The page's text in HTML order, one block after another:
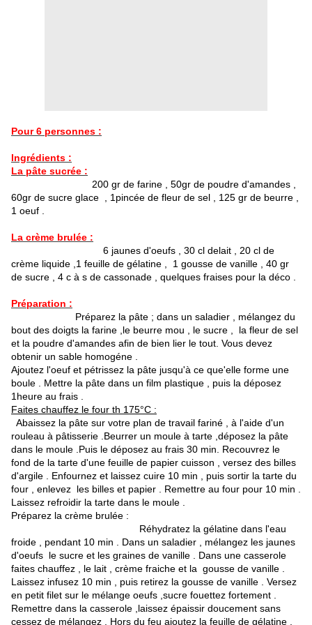
Pour 6 personnes :
Ingrédients :
La pâte sucrée :
200 gr de farine , 50gr de poudre d'amandes ,
60gr de sucre glace , 1pincée de fleur de sel , 125 gr de beurre ,
1 oeuf .
La crème brulée :
6 jaunes d'oeufs , 30 cl delait , 20 cl de
crème liquide ,1 feuille de gélatine , 1 gousse de vanille , 40 gr
de sucre , 4 c à s de cassonade , quelques fraises pour la déco .
Préparation :
Préparez la pâte ; dans un saladier , mélangez du
bout des doigts la farine ,le beurre mou , le sucre , la fleur de sel
et la poudre d'amandes afin de bien lier le tout. Vous devez
obtenir un sable homogéne .
Ajoutez l'oeuf et pétrissez la pâte jusqu'à ce que'elle forme une
boule . Mettre la pâte dans un film plastique , puis la déposez
1heure au frais .
Faites chauffez le four th 175°C :
Abaissez la pâte sur votre plan de travail fariné , à l'aide d'un
rouleau à pâtisserie .Beurrer un moule à tarte ,déposez la pâte
dans le moule .Puis le déposez au frais 30 min. Recouvrez le
fond de la tarte d'une feuille de papier cuisson , versez des billes
d'argile . Enfournez et laissez cuire 10 min , puis sortir la tarte du
four , enlevez les billes et papier . Remettre au four pour 10 min .
Laissez refroidir la tarte dans le moule .
Préparez la crème brulée :
Réhydratez la gélatine dans l'eau
froide , pendant 10 min . Dans un saladier , mélangez les jaunes
d'oeufs le sucre et les graines de vanille . Dans une casserole
faites chauffez , le lait , crème fraiche et la gousse de vanille .
Laissez infusez 10 min , puis retirez la gousse de vanille . Versez
en petit filet sur le mélange oeufs ,sucre fouettez fortement .
Remettre dans la casserole ,laissez épaissir doucement sans
cessez de mélangez . Hors du feu ajoutez la feuille de gélatine ,